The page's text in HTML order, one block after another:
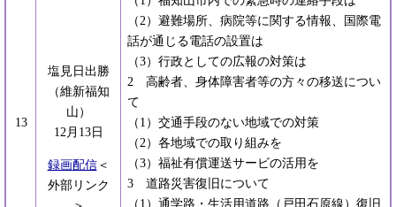
13
塩見日出勝
（維新福知
山）
12月13日
録画配信＜
外部リンク
（2）避難場所、病院等に関する情報、国際電
話が通じる電話の設置は
（3）行政としての広報の対策は
2 高齢者、身体障害者等の方々の移送につい
て
（1）交通手段のない地域での対策
（2）各地域での取り組みを
（3）福祉有償運送サービの活用を
3 道路災害復旧について
（1）通学路・生活用道路（戸田石原線）復旧